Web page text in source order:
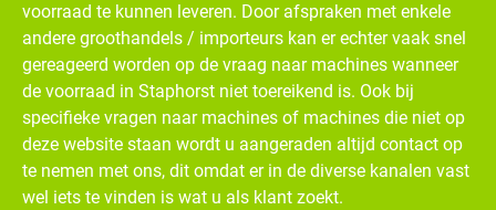
voorraad te kunnen leveren. Door afspraken met enkele
andere groothandels / importeurs kan er echter vaak snel
gereageerd worden op de vraag naar machines wanneer
de voorraad in Staphorst niet toereikend is. Ook bij
specifieke vragen naar machines of machines die niet op
deze website staan wordt u aangeraden altijd contact op
te nemen met ons, dit omdat er in de diverse kanalen vast
wel iets te vinden is wat u als klant zoekt.